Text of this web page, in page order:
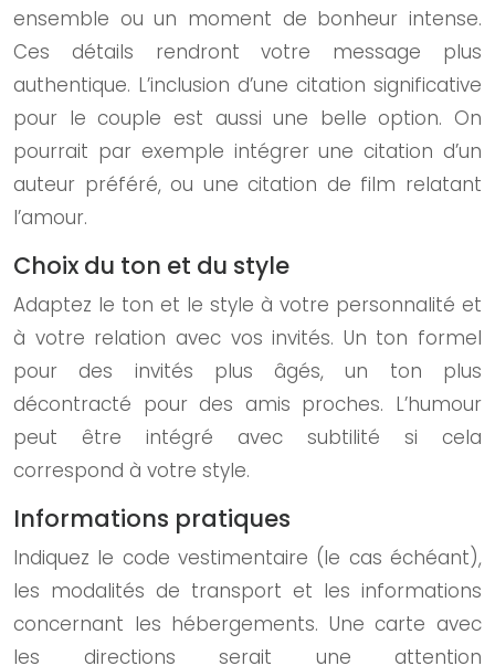
ensemble ou un moment de bonheur intense.
Ces détails rendront votre message plus
authentique. L’inclusion d’une citation significative
pour le couple est aussi une belle option. On
pourrait par exemple intégrer une citation d’un
auteur préféré, ou une citation de film relatant
l’amour.
Choix du ton et du style
Adaptez le ton et le style à votre personnalité et
à votre relation avec vos invités. Un ton formel
pour des invités plus âgés, un ton plus
décontracté pour des amis proches. L’humour
peut être intégré avec subtilité si cela
correspond à votre style.
Informations pratiques
Indiquez le code vestimentaire (le cas échéant),
les modalités de transport et les informations
concernant les hébergements. Une carte avec
les directions serait une attention